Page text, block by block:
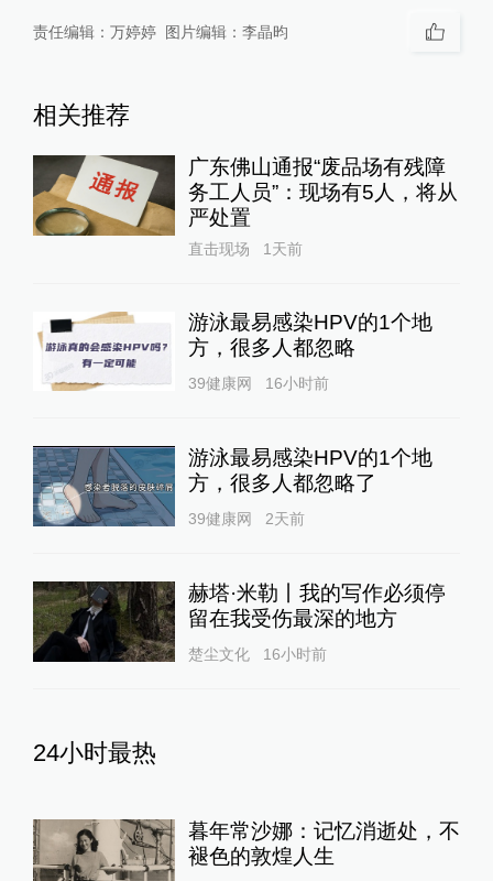
责任编辑： 万婷婷 图片编辑： 李晶昀
相关推荐
广东佛山通报“废品场有残障
务工人员”：现场有5人，将从
严处置
直击现场 1天前
游泳最易感染HPV的1个地
方，很多人都忽略
39健康网 16小时前
游泳最易感染HPV的1个地
方，很多人都忽略了
39健康网 2天前
赫塔·米勒丨我的写作必须停
留在我受伤最深的地方
楚尘文化 16小时前
24小时最热
暮年常沙娜：记忆消逝处，不
褪色的敦煌人生